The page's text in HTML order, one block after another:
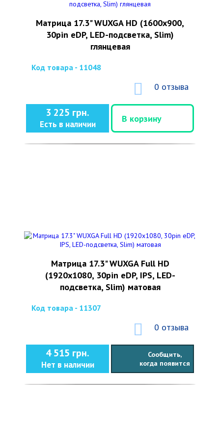
Матрица 17.3" WUXGA HD (1600x900,
30pin eDP, LED-подсветка, Slim)
глянцевая
Код товара - 11048
0 отзыва
3 225 грн.
Есть в наличии
В корзину
Матрица 17.3" WUXGA Full HD
(1920x1080, 30pin eDP, IPS, LED-
подсветка, Slim) матовая
Код товара - 11307
0 отзыва
4 515 грн.
Нет в наличии
Сообщить,
когда появится